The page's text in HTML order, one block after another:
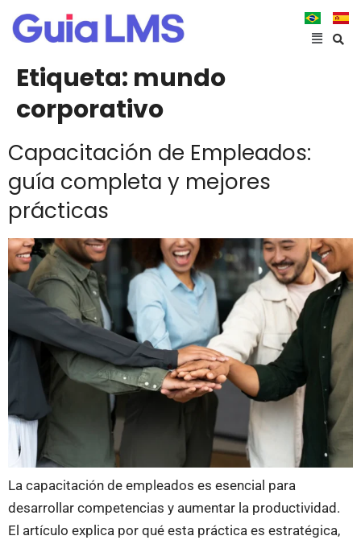
Etiqueta: mundo
corporativo
Capacitación de Empleados:
guía completa y mejores
prácticas
La capacitación de empleados es esencial para
desarrollar competencias y aumentar la productividad.
El artículo explica por qué esta práctica es estratégica,